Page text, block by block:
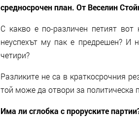
средносрочен план. От Веселин
С какво е по-различен петият
неуспехът му пак е предрешен? И
четири?
Разликите не са в краткосрочния
той може да отвори за политическа
Има ли сглобка с проруските